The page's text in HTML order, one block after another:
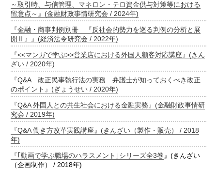
～取引時、与信管理、マネロン・テロ資金供与対策等における
留意点～』(金融財政事情研究会 / 2024年)
『金融・商事判例別冊 『反社会的勢力を巡る判例の分析と展
開Ⅱ』』(経済法令研究会 / 2022年)
『<<マンガで学ぶ>>営業店における外国人顧客対応講座』(きん
ざい / 2020年)
『Q&A 改正民事執行法の実務 弁護士が知っておくべき改正
のポイント』(ぎょうせい / 2020年)
『Q&A 外国人との共生社会における金融実務』(金融財政事情研
究会 / 2019年)
『Q&A 働き方改革実践講座』(きんざい（製作・販売） / 2018
年)
『 ｢動画で学ぶ職場のハラスメント｣シリーズ全3巻 』(きんざい
（企画制作） / 2018年)